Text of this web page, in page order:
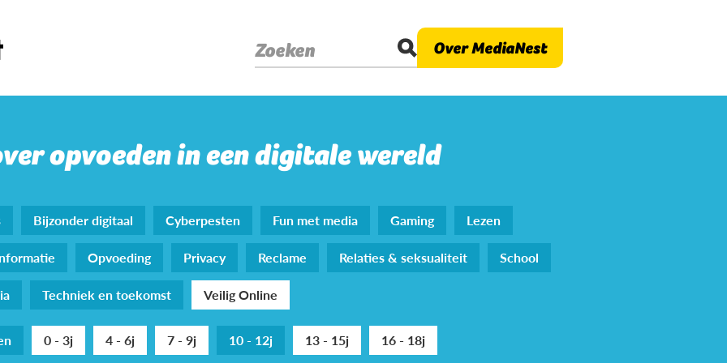
Zoeken Over MediaNest
opvoeden in een digitale wereld
Bijzonder digitaal Cyberpesten Fun met media Gaming
Lezen
Opvoeding Privacy Reclame Relaties & seksualiteit
School
Techniek en toekomst Veilig Online
0 - 3j 4 - 6j 7 - 9j 10 - 12j 13 - 15j 16 - 18j